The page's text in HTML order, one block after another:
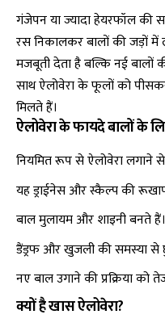
गंजेपन या ज्यादा हेयरफॉल की
रस निकालकर बालों की जड़ों
मजबूती देता है बल्कि नई बालों
साथ ऐलोवेरा के फूलों को
मिलते हैं।
ऐलोवेरा के फायदे बालों के
नियमित रूप से ऐलोवेरा लगाने
यह ड्राईनेस और स्कैल्प की
बाल मुलायम और शाइनी बनते हैं।
डैंड्रफ और खुजली की समस्या से
नए बाल उगाने की प्रक्रिया को
क्यों है खास ऐलोवेरा?